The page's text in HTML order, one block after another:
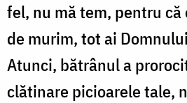
fel, nu mă tem, pentru
de murim, tot ai
Atunci, bătrânul a
clătinare picioarele tale,